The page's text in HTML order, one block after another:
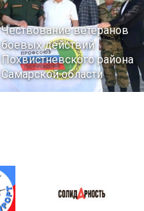
Чествование ветеранов
боевых действий
Похвистневского района
Самарской области